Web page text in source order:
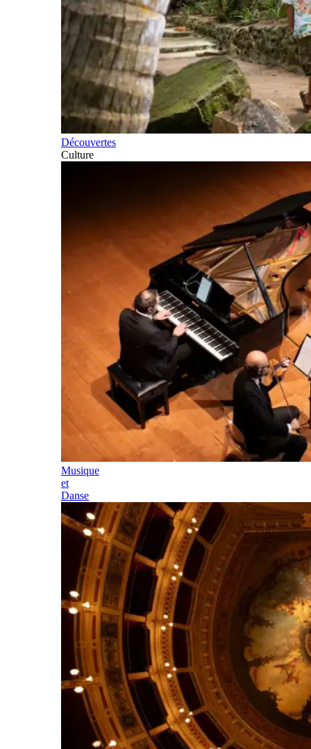
Découvertes
Culture
Musique
et
Danse